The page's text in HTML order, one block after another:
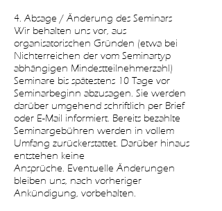
4. Absage / Änderung des Seminars
Wir behalten uns vor, aus
organisatorischen Gründen (etwa bei
Nichterreichen der vom Seminartyp
abhängigen Mindestteilnehmerzahl)
Seminare bis spätestens 10 Tage vor
Seminarbeginn abzusagen. Sie werden
darüber umgehend schriftlich per Brief
oder E-Mail informiert. Bereits bezahlte
Seminargebühren werden in vollem
Umfang zurückerstattet. Darüber hinaus
entstehen keine
Ansprüche. Eventuelle Änderungen
bleiben uns, nach vorheriger
Ankündigung, vorbehalten.